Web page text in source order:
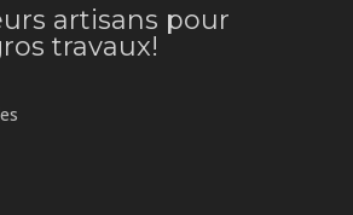
artisans pour
travaux!